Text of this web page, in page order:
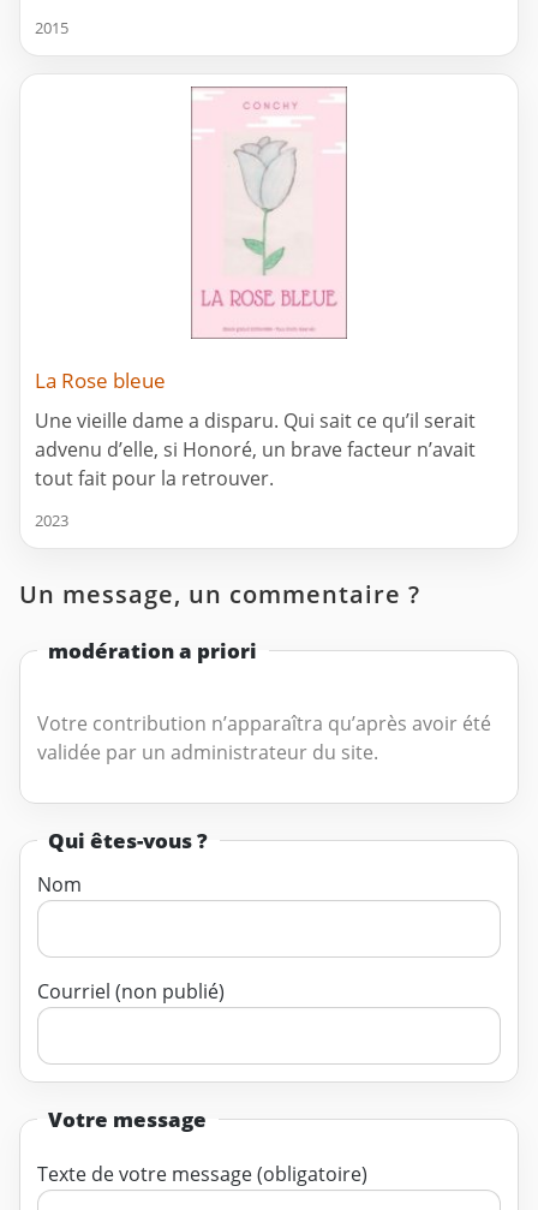
2015
La Rose bleue
Une vieille dame a disparu. Qui sait ce qu’il serait
advenu d’elle, si Honoré, un brave facteur n’avait
tout fait pour la retrouver.
2023
Un message, un commentaire ?
modération a priori
Votre contribution n’apparaîtra qu’après avoir été
validée par un administrateur du site.
Qui êtes-vous ?
Nom
Courriel (non publié)
Votre message
Texte de votre message (obligatoire)